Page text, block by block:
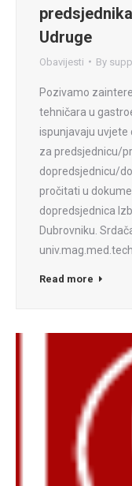
Udruge
Obavijesti By
Pozivamo
tehničara u
ispunjavaju uvjete
za predsjednicu/
dopredsjednicu/
pročitati u
dopredsjednica
Dubrovniku.
Read more